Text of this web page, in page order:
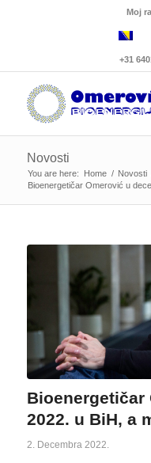
Moj
+31
Novosti
You are here: Home / Novosti
Bioenergetičar Omerović u
Bioenergetičar
2022. u BiH, a
2. Decembra 2022.